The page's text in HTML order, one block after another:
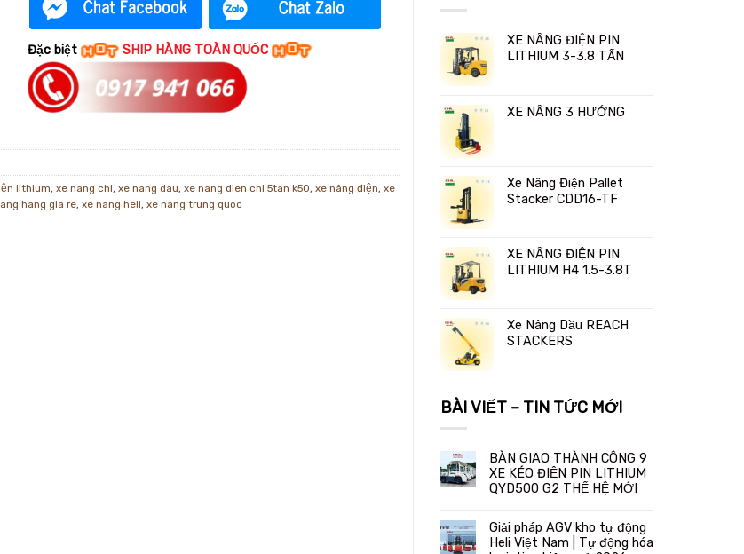
XE NÂNG ĐIỆN PIN
LITHIUM 3-3.8 TẤN
XE NÂNG 3 HƯỚNG
Xe Nâng Điện Pallet
Stacker CDD16-TF
XE NÂNG ĐIỆN PIN
LITHIUM H4 1.5-3.8T
Xe Nâng Dầu REACH
STACKERS
BÀI VIẾT – TIN TỨC MỚI
BÀN GIAO THÀNH CÔNG 9
XE KÉO ĐIỆN PIN LITHIUM
QYD500 G2 THẾ HỆ MỚI
Giải pháp AGV kho tự động
Heli Việt Nam | Tự động hóa
Đặc biệt SHIP HÀNG TOÀN QUỐC
lithium, xe nang chl, xe nang dau, xe nang dien chl 5tan k50, xe nâng điện, xe
hang gia re, xe nang heli, xe nang trung quoc